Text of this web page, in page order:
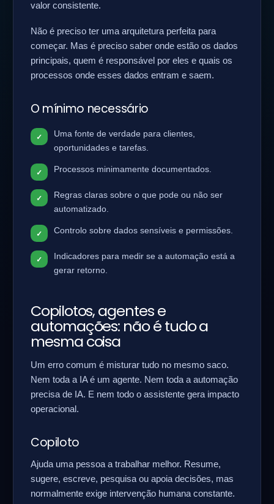
valor consistente.
Não é preciso ter uma arquitetura perfeita para
começar. Mas é preciso saber onde estão os dados
principais, quem é responsável por eles e quais os
processos onde esses dados entram e saem.
O mínimo necessário
Uma fonte de verdade para clientes,
oportunidades e tarefas.
Processos minimamente documentados.
Regras claras sobre o que pode ou não ser
automatizado.
Controlo sobre dados sensíveis e permissões.
Indicadores para medir se a automação está a
gerar retorno.
Copilotos, agentes e
automações: não é tudo a
mesma coisa
Um erro comum é misturar tudo no mesmo saco.
Nem toda a IA é um agente. Nem toda a automação
precisa de IA. E nem todo o assistente gera impacto
operacional.
Copiloto
Ajuda uma pessoa a trabalhar melhor. Resume,
sugere, escreve, pesquisa ou apoia decisões, mas
normalmente exige intervenção humana constante.